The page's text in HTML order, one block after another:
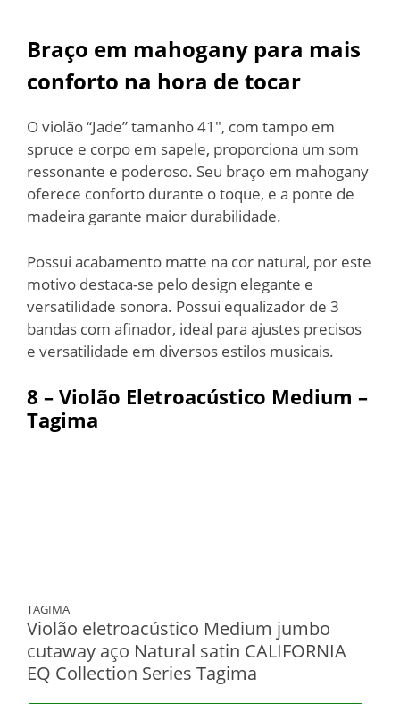
Braço em mahogany para mais
conforto na hora de tocar
O violão “Jade” tamanho 41″, com tampo em
spruce e corpo em sapele, proporciona um som
ressonante e poderoso. Seu braço em mahogany
oferece conforto durante o toque, e a ponte de
madeira garante maior durabilidade.
Possui acabamento matte na cor natural, por este
motivo destaca-se pelo design elegante e
versatilidade sonora. Possui equalizador de 3
bandas com afinador, ideal para ajustes precisos
e versatilidade em diversos estilos musicais.
8 – Violão Eletroacústico Medium –
Tagima
TAGIMA
Violão eletroacústico Medium jumbo
cutaway aço Natural satin CALIFORNIA
EQ Collection Series Tagima